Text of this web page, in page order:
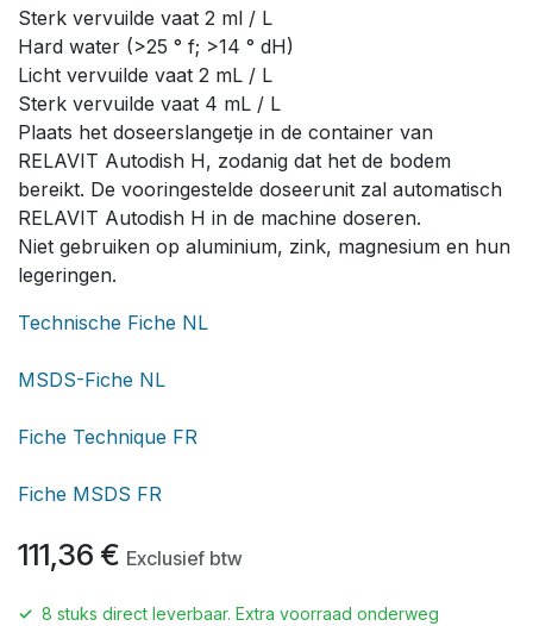
Sterk vervuilde vaat 2 ml / L
Hard water (>25 ° f; >14 ° dH)
Licht vervuilde vaat 2 mL / L
Sterk vervuilde vaat 4 mL / L
Plaats het doseerslangetje in de container van
RELAVIT Autodish H, zodanig dat het de bodem
bereikt. De vooringestelde doseerunit zal automatisch
RELAVIT Autodish H in de machine doseren.
Niet gebruiken op aluminium, zink, magnesium en hun
legeringen.
Technische Fiche NL
MSDS-Fiche NL
Fiche Technique FR
Fiche MSDS FR
111,36 € Exclusief btw
✓ 8 stuks direct leverbaar. Extra voorraad onderweg